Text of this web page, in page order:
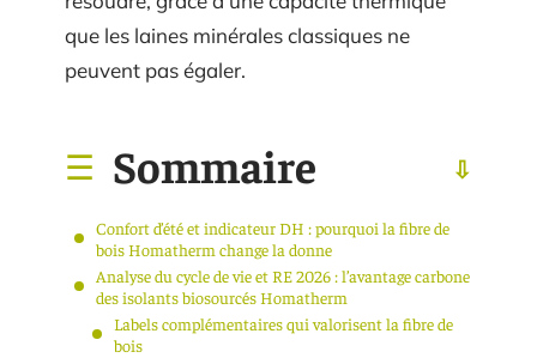
que les laines minérales classiques ne
peuvent pas égaler.
Sommaire
Confort d’été et indicateur DH : pourquoi la fibre de
bois Homatherm change la donne
Analyse du cycle de vie et RE 2026 : l’avantage carbone
des isolants biosourcés Homatherm
Labels complémentaires qui valorisent la fibre de
bois